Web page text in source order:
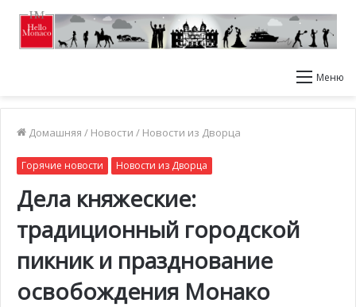
Меню
Домашняя / Новости / Новости из Дворца
Горячие новости Новости из Дворца
Дела княжеские:
традиционный городской
пикник и празднование
освобождения Монако